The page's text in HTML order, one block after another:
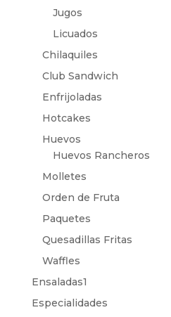
Jugos
Licuados
Chilaquiles
Club Sandwich
Enfrijoladas
Hotcakes
Huevos
Huevos Rancheros
Molletes
Orden de Fruta
Paquetes
Quesadillas Fritas
Waffles
Ensaladas1
Especialidades